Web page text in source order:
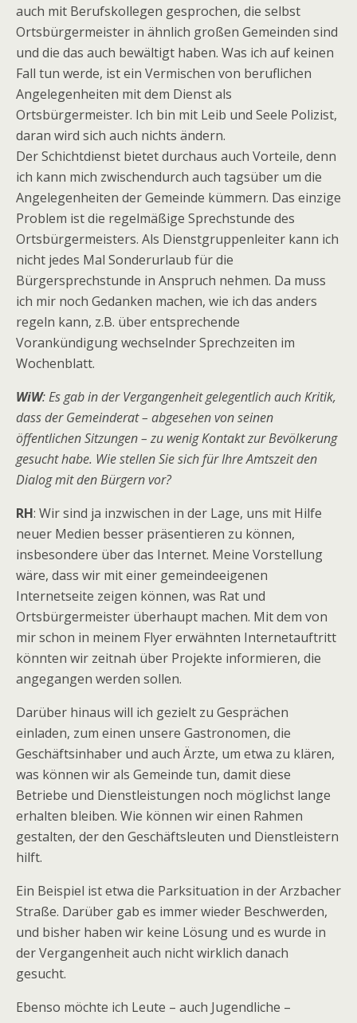
auch mit Berufskollegen gesprochen, die selbst
Ortsbürgermeister in ähnlich großen Gemeinden sind
und die das auch bewältigt haben. Was ich auf keinen
Fall tun werde, ist ein Vermischen von beruflichen
Angelegenheiten mit dem Dienst als
Ortsbürgermeister. Ich bin mit Leib und Seele Polizist,
daran wird sich auch nichts ändern.
Der Schichtdienst bietet durchaus auch Vorteile, denn
ich kann mich zwischendurch auch tagsüber um die
Angelegenheiten der Gemeinde kümmern. Das einzige
Problem ist die regelmäßige Sprechstunde des
Ortsbürgermeisters. Als Dienstgruppenleiter kann ich
nicht jedes Mal Sonderurlaub für die
Bürgersprechstunde in Anspruch nehmen. Da muss
ich mir noch Gedanken machen, wie ich das anders
regeln kann, z.B. über entsprechende
Vorankündigung wechselnder Sprechzeiten im
Wochenblatt.
WiW: Es gab in der Vergangenheit gelegentlich auch Kritik,
dass der Gemeinderat – abgesehen von seinen
öffentlichen Sitzungen – zu wenig Kontakt zur Bevölkerung
gesucht habe. Wie stellen Sie sich für Ihre Amtszeit den
Dialog mit den Bürgern vor?
RH: Wir sind ja inzwischen in der Lage, uns mit Hilfe
neuer Medien besser präsentieren zu können,
insbesondere über das Internet. Meine Vorstellung
wäre, dass wir mit einer gemeindeeigenen
Internetseite zeigen können, was Rat und
Ortsbürgermeister überhaupt machen. Mit dem von
mir schon in meinem Flyer erwähnten Internetauftritt
könnten wir zeitnah über Projekte informieren, die
angegangen werden sollen.
Darüber hinaus will ich gezielt zu Gesprächen
einladen, zum einen unsere Gastronomen, die
Geschäftsinhaber und auch Ärzte, um etwa zu klären,
was können wir als Gemeinde tun, damit diese
Betriebe und Dienstleistungen noch möglichst lange
erhalten bleiben. Wie können wir einen Rahmen
gestalten, der den Geschäftsleuten und Dienstleistern
hilft.
Ein Beispiel ist etwa die Parksituation in der Arzbacher
Straße. Darüber gab es immer wieder Beschwerden,
und bisher haben wir keine Lösung und es wurde in
der Vergangenheit auch nicht wirklich danach
gesucht.
Ebenso möchte ich Leute – auch Jugendliche –